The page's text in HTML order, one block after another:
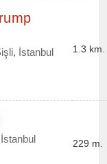
İstanbul 1.3 km.
229 m.